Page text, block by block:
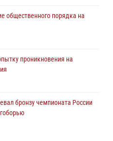
общественного порядка на
проникновения на
бронзу чемпионата России